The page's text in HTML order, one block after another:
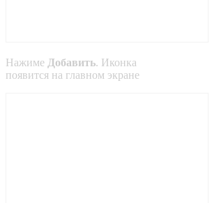
Нажиме Добавить. Иконка
появится на главном экране